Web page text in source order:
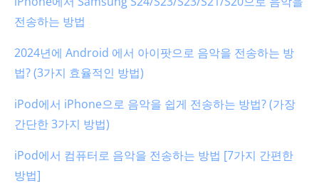
전송하는 방법
2024년에 Android 에서 아이팟으로 음악을 전송하는 방
법? (3가지 효율적인 방법)
iPod에서 iPhone으로 음악을 쉽게 전송하는 방법? (가장
간단한 3가지 방법)
iPod에서 컴퓨터로 음악을 전송하는 방법 [7가지 간편한
방법]